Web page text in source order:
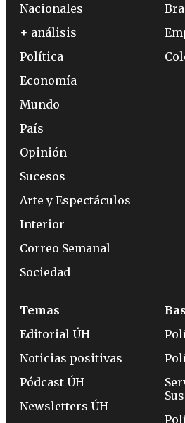
Nacionales
+ análisis
Política
Economía
Mundo
País
Opinión
Sucesos
Arte y Espectáculos
Interior
Correo Semanal
Sociedad
Temas
Editorial ÚH
Noticias positivas
Pódcast ÚH
Newsletters ÚH